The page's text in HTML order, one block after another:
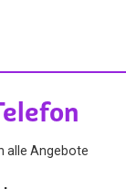
alle Angebote